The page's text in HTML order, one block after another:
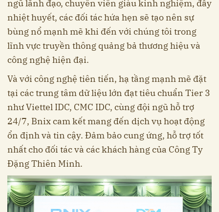
ngũ lãnh đạo, chuyên viên giàu kinh nghiệm, đầy
nhiệt huyết, các đối tác hứa hẹn sẽ tạo nên sự
bùng nổ mạnh mẽ khi đến với chúng tôi trong
lĩnh vực truyền thông quảng bả thương hiệu và
công nghệ hiện đại.
Và với công nghệ tiên tiến, hạ tầng mạnh mẽ đặt
tại các trung tâm dữ liệu lớn đạt tiêu chuẩn Tier 3
như Viettel IDC, CMC IDC, cùng đội ngũ hỗ trợ
24/7, Bnix cam kết mang đến dịch vụ hoạt động
ổn định và tin cậy. Đảm bảo cung ứng, hỗ trợ tốt
nhất cho đối tác và các khách hàng của Công Ty
Đặng Thiên Minh.